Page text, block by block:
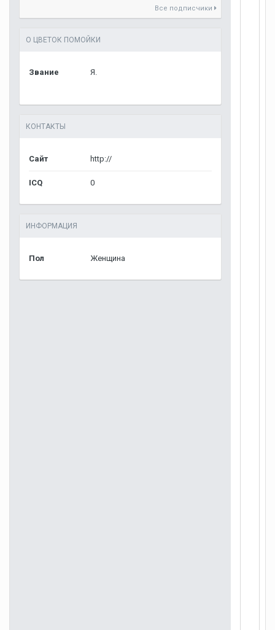
Все подписчики
О ЦВЕТОК ПОМОЙКИ
Звание Я.
КОНТАКТЫ
Сайт http://
ICQ 0
ИНФОРМАЦИЯ
Пол Женщина